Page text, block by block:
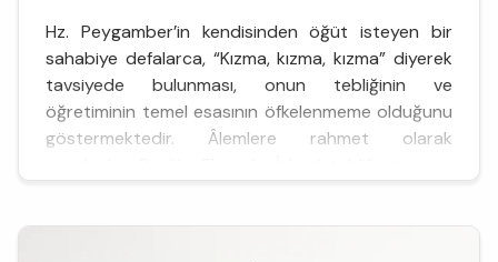
Hz. Peygamber’in kendisinden öğüt isteyen bir
sahabiye defalarca, “Kızma, kızma, kızma” diyerek
tavsiyede bulunması, onun tebliğinin ve
öğretiminin temel esasının öfkelenmeme olduğunu
göstermektedir. Âlemlere rahmet olarak